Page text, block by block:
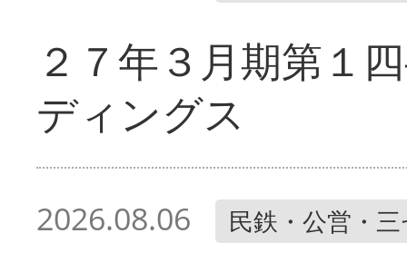
２７年３月期第１
ディングス
2026.08.06 民鉄・公営・